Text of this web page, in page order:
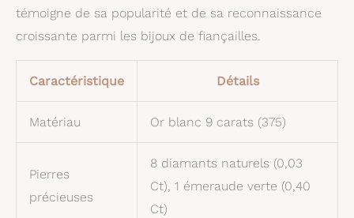
témoigne de sa popularité et de sa reconnaissance
croissante parmi les bijoux de fiançailles.
Caractéristique Détails
Matériau Or blanc 9 carats (375)
Pierres
précieuses
8 diamants naturels (0,03
Ct), 1 émeraude verte (0,40
Ct)